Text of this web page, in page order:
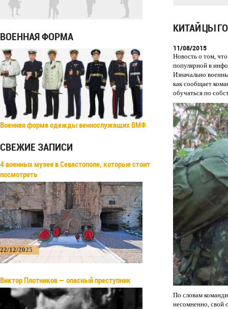
ВОЕННАЯ ФОРМА
Военная форма одежды веннослужащих ВМФ
СВЕЖИЕ ЗАПИСИ
4 военных музея в Севастополе, которые стоит
посмотреть
22/12/2025
Виктор Плотников — опасный преступник
КИТАЙЦЫ
11/08/2015
Новость о том,
популярной в
Изначально
как сообщает
обучаться по
По словам
несомненно, свой